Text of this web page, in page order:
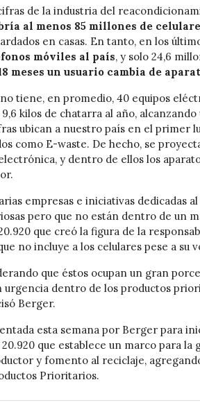
de la industria del
al menos 85 millones de
en casas. En tanto, en los
móviles al país, y solo 24,6
meses un usuario cambia de
tiene, en promedio, 40 equipos
kilos de chatarra al año, alcanzando
ubican a nuestro país en el primer
como E-waste. De hecho, se
y dentro de ellos los
empresas e iniciativas dedicadas
pero que no están dentro de un
que creó la figura de la
no incluye a los celulares pese a su
que éstos ocupan un gran
dentro de los productos
Berger.
esta semana por Berger para
que establece un marco para
y fomento al reciclaje,
Prioritarios.